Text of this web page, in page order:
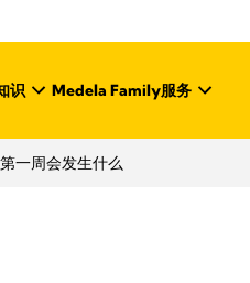
识 Medela Family服务
一周会发生什么